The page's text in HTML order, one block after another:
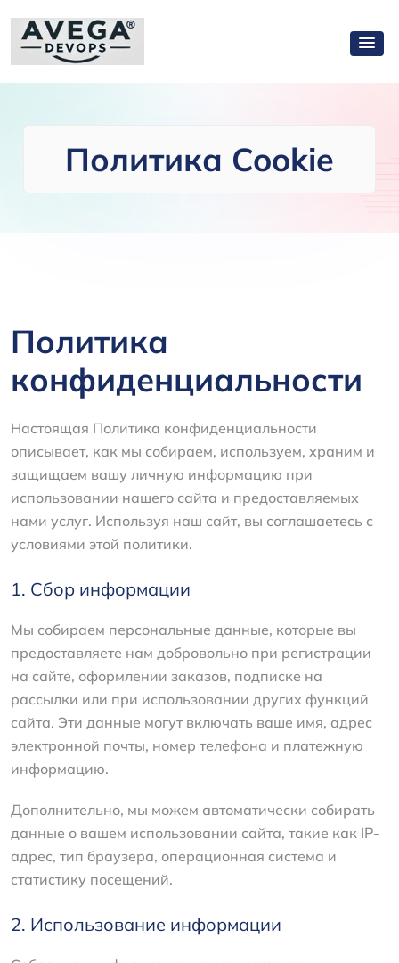
Политика Cookie
Политика
конфиденциальности
Настоящая Политика конфиденциальности
описывает, как мы собираем, используем, храним и
защищаем вашу личную информацию при
использовании нашего сайта и предоставляемых
нами услуг. Используя наш сайт, вы соглашаетесь с
условиями этой политики.
1. Сбор информации
Мы собираем персональные данные, которые вы
предоставляете нам добровольно при регистрации
на сайте, оформлении заказов, подписке на
рассылки или при использовании других функций
сайта. Эти данные могут включать ваше имя, адрес
электронной почты, номер телефона и платежную
информацию.
Дополнительно, мы можем автоматически собирать
данные о вашем использовании сайта, такие как IP-
адрес, тип браузера, операционная система и
статистику посещений.
2. Использование информации